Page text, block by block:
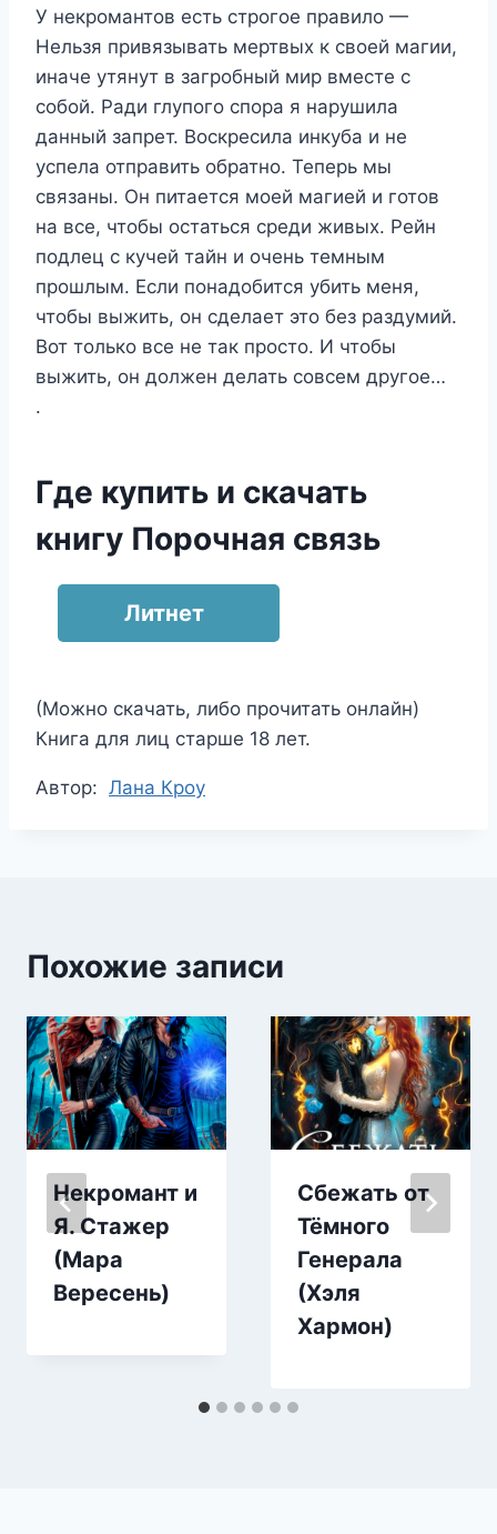
У некромантов есть строгое правило —
Нельзя привязывать мертвых к своей магии,
иначе утянут в загробный мир вместе с
собой. Ради глупого спора я нарушила
данный запрет. Воскресила инкуба и не
успела отправить обратно. Теперь мы
связаны. Он питается моей магией и готов
на все, чтобы остаться среди живых. Рейн
подлец с кучей тайн и очень темным
прошлым. Если понадобится убить меня,
чтобы выжить, он сделает это без раздумий.
Вот только все не так просто. И чтобы
выжить, он должен делать совсем другое…
.
Где купить и скачать
книгу Порочная связь
Литнет
(Можно скачать, либо прочитать онлайн)
Книга для лиц старше 18 лет.
Метки
Автор: Лана Кроу
Похожие записи
Некромант и
Я. Стажер
(Мара
Вересень)
Сбежать от
Тёмного
Генерала
(Хэля
Хармон)